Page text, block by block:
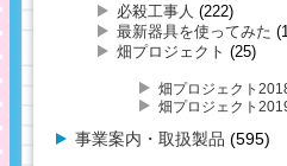
必殺工事人 (222)
最新器具を使ってみた
畑プロジェクト (25)
畑プロジェクト
畑プロジェクト
事業案内・取扱製品 (595)